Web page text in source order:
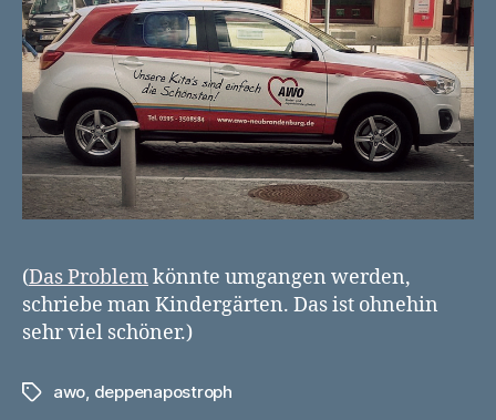
(Das Problemkönnte umgangen werden,
schriebe man Kindergärten. Das ist ohnehin
sehr viel schöner.)
Schlagwörter
awo deppenapostroph